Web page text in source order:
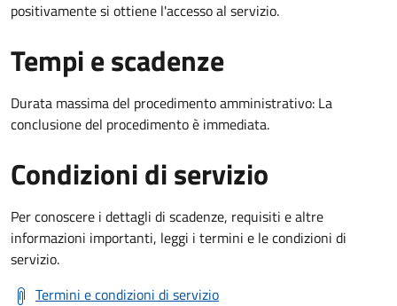
positivamente si ottiene l'accesso al servizio.
Tempi e scadenze
Durata massima del procedimento amministrativo: La
conclusione del procedimento è immediata.
Condizioni di servizio
Per conoscere i dettagli di scadenze, requisiti e altre
informazioni importanti, leggi i termini e le condizioni di
servizio.
Termini e condizioni di servizio